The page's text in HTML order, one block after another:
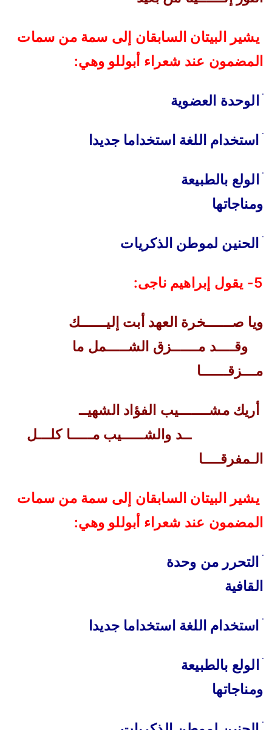
يشير البيتان السابقان إلى سمة من سمات
المضمون عند شعراء أبوللو وهي:
الوحدة العضوية
استخدام اللغة استخداما جديدا
الولع بالطبيعة
ومناجاتها
الحنين لموطن الذكريات
5- يقول إبراهيم ناجى :
ويا صــــــخرة العهد أبت إليــــــك
وقــــد مــــــزق الشـــــمل ما
مـــزقــــــا
أريك مشـــــــيب الفؤاد الشهيــ
ــد والشـــــيب مـــــا كلـــل
الـمفرقــــا
يشير البيتان السابقان إلى سمة من سمات
المضمون عند شعراء أبوللو وهي:
التحرر من وحدة
القافية
استخدام اللغة استخداما جديدا
الولع بالطبيعة
ومناجاتها